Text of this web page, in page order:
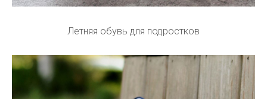
Летняя обувь для подростков